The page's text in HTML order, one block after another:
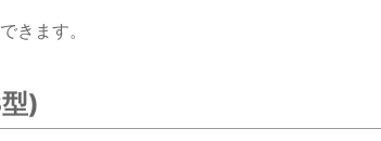
きます。
)